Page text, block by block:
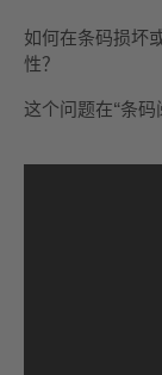
如何在条码损坏
性？
这个问题在“条码